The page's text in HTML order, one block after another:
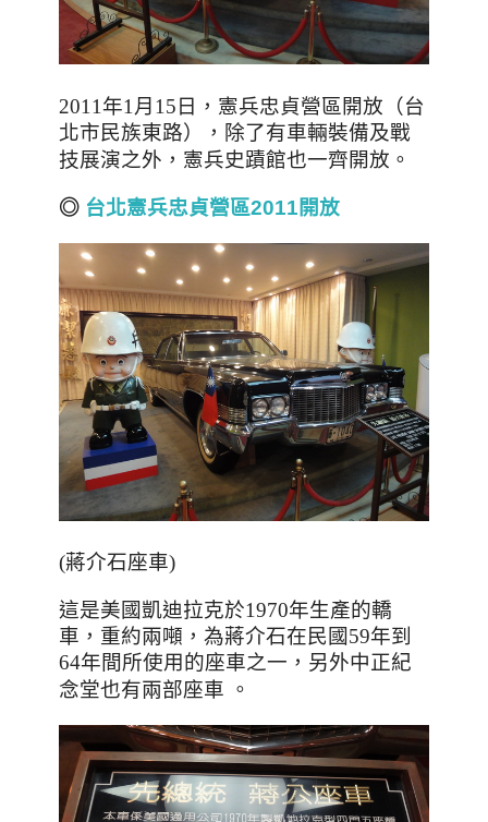
2011年1月15日 ， 憲兵忠貞營區開放 （台
北市民族東路）
，除了有車輛裝備及戰
技展演之外 ，憲兵史蹟館也一齊開放 。
◎ 台北憲兵忠貞營區2011開放
(蔣介石座車)
這是美國凱迪拉克於1970年生產的轎
車 ， 重約兩噸 ， 為蔣介石在民國59年到
64年間所使用的座車之一 ， 另外中正紀
念堂也有兩部座車 。